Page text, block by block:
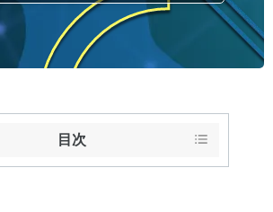
目次